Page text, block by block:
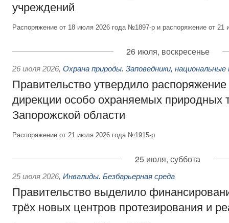
учреждений
Распоряжение от 18 июля 2026 года №1897-р и распоряжение от
26 июля, воскресенье
26 июля 2026, Охрана природы. Заповедники, национальные
Правительство утвердило
дирекции особо охраняемых природных
Запорожской области
Распоряжение от 21 июля 2026 года №1915-р
25 июля, суббота
25 июля 2026, Инвалиды. Безбарьерная среда
Правительство выделило
трёх новых центров протезирования и